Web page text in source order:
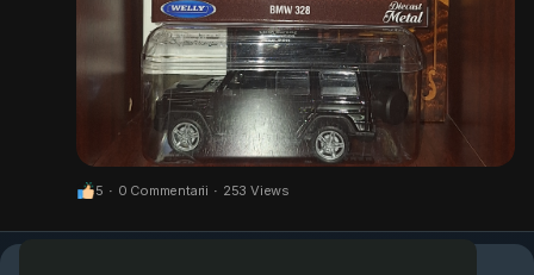
5 · 0 Commentarii · 253 Views